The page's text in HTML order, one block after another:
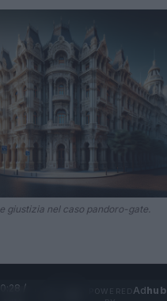
giustizia nel caso pandoro-gate.
0:29 /
Adhub